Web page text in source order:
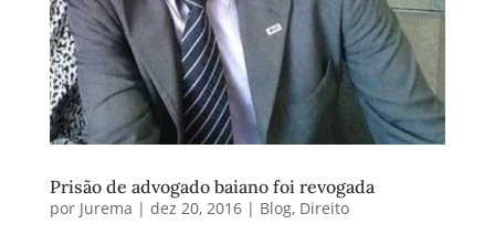
Prisão de advogado baiano foi revogada
por Jurema | dez 20, 2016| Blog, Direito